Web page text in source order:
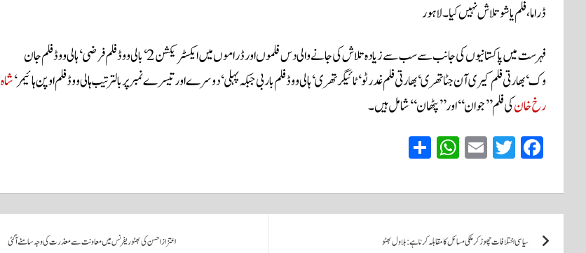
ڈراما، فلم یا شو تلاش نہیں کیا۔لاہور
فہرست میں پاکستانیوں کی جانب سے سب سے زیادہ تلاش کی جانے والی دس فلموں اور ڈراموں میں ایکسٹریکشن 2‘ بالی ووڈ فلم فرضی‘ ہالی ووڈ فلم جان
وک‘ بھارتی فلم کیری آن جٹا تھری ‘ بھارتی فلم غدر ٹو‘ ٹائیگر تھری ‘ ہالی ووڈ فلم بار بی جبکہ پہلی ‘ دوسرے اور تیسرے نمبر پر بالترتیب ہالی ووڈ فلم اوپن ہائیمر‘شاہ
رخ خانکی فلم ’’جوان‘‘ اور ’’پٹھان‘‘ شامل ہیں۔
Fa
ce
bo
ok
T
wi
tte
r
E
m
ail
W
ha
ts
A
pp
re
پوسٹوں
سیاسی اختلافات چھوڑ کرملکی مسائل کا مقابلہ کرنا ہے : بلاول بھٹو اعتزاز احسن کی بھٹو ریفرنس میں معاونت سے معذرت کی وجہ سامنے آ گئی